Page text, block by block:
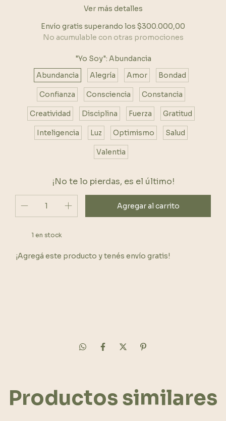
Ver más detalles
Envío gratis superando los $300.000,00
No acumulable con otras promociones
"Yo Soy": Abundancia
Abundancia
Alegría Amor Bondad
Confianza Consciencia Constancia
Creatividad Disciplina Fuerza Gratitud
Inteligencia Luz Optimismo Salud
Valentia
¡No te lo pierdas, es el último!
1 en stock
¡Agregá este producto ytenés envío gratis!
Productos similares